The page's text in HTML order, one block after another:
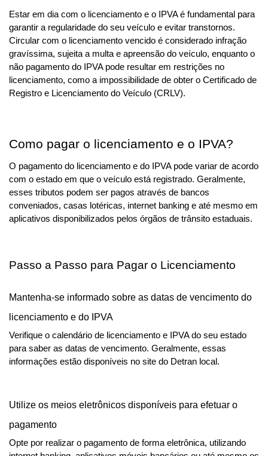
Estar em dia com o licenciamento e o IPVA é fundamental para
garantir a regularidade do seu veículo e evitar transtornos.
Circular com o licenciamento vencido é considerado infração
gravíssima, sujeita a multa e apreensão do veículo, enquanto o
não pagamento do IPVA pode resultar em restrições no
licenciamento, como a impossibilidade de obter o Certificado de
Registro e Licenciamento do Veículo (CRLV).
Como pagar o licenciamento e o IPVA?
O pagamento do licenciamento e do IPVA pode variar de acordo
com o estado em que o veículo está registrado. Geralmente,
esses tributos podem ser pagos através de bancos
conveniados, casas lotéricas, internet banking e até mesmo em
aplicativos disponibilizados pelos órgãos de trânsito estaduais.
Passo a Passo para Pagar o Licenciamento
Mantenha-se informado sobre as datas de vencimento do
licenciamento e do IPVA
Verifique o calendário de licenciamento e IPVA do seu estado
para saber as datas de vencimento. Geralmente, essas
informações estão disponíveis no site do Detran local.
Utilize os meios eletrônicos disponíveis para efetuar o
pagamento
Opte por realizar o pagamento de forma eletrônica, utilizando